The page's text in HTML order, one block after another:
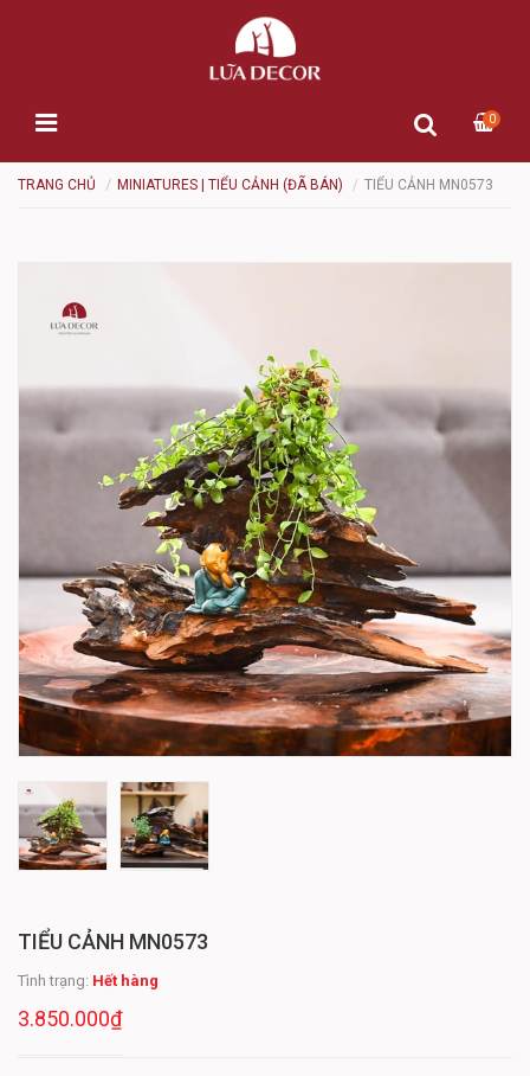
0
TRANG CHỦ MINIATURES | TIỂU CẢNH (ĐÃ BÁN) TIỂU CẢNH MN0573
TIỂU CẢNH MN0573
Tình trạng: Hết hàng
3.850.000₫